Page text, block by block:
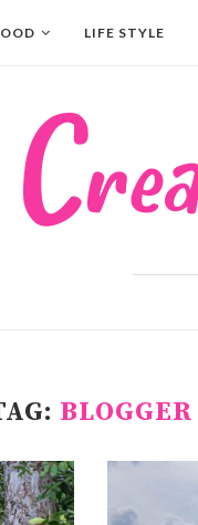
LIFE STYLE
BLOGGER